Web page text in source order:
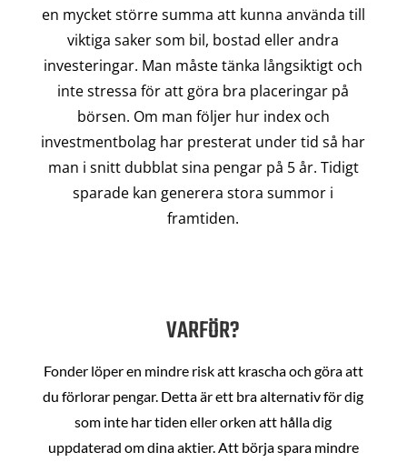
en mycket större summa att kunna använda till
viktiga saker som bil, bostad eller andra
investeringar. Man måste tänka långsiktigt och
inte stressa för att göra bra placeringar på
börsen. Om man följer hur index och
investmentbolag har presterat under tid så har
man i snitt dubblat sina pengar på 5 år. Tidigt
sparade kan generera stora summor i
framtiden.
VARFÖR?
Fonder löper en mindre risk att krascha och göra att
du förlorar pengar. Detta är ett bra alternativ för dig
som inte har tiden eller orken att hålla dig
uppdaterad om dina aktier. Att börja spara mindre